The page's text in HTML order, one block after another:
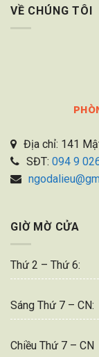
VỀ CHÚNG TÔI
Địa chỉ: 141
SĐT: 094 9
GIỜ MỜ CỬA
Thứ 2 – Thứ 6:
Sáng Thứ 7 – CN:
Chiều Thứ 7 – CN